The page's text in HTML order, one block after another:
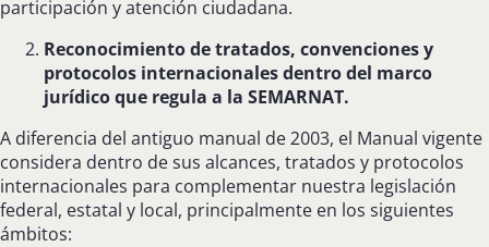
participación y atención ciudadana.
Reconocimiento de tratados, convenciones y
protocolos internacionales dentro del marco
jurídico que regula a la SEMARNAT.
A diferencia del antiguo manual de 2003, el Manual vigente
considera dentro de sus alcances, tratados y protocolos
internacionales para complementar nuestra legislación
federal, estatal y local, principalmente en los siguientes
ámbitos: